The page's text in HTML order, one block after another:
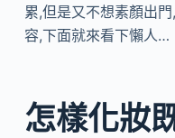
累,但是又不想素顏出
容,下面就來看下懶人…
怎樣化妝